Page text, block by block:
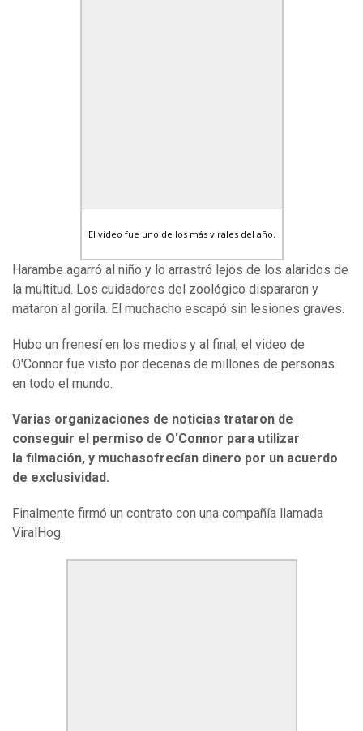
El video fue uno de los más virales del año.
Harambe agarró al niño y lo arrastró lejos de los alaridos de
la multitud. Los cuidadores del zoológico dispararon y
mataron al gorila. El muchacho escapó sin lesiones graves.
Hubo un frenesí en los medios y al final, el video de
O'Connor fue visto por decenas de millones de personas
en todo el mundo.
Varias organizaciones de noticias trataron de
conseguir el permiso de O'Connor para utilizar
la filmación, y muchasofrecían dinero por un acuerdo
de exclusividad.
Finalmente firmó un contrato con una compañía llamada
ViralHog.